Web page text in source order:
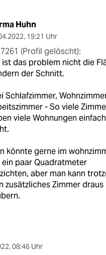
Huhn
, 19:21 Uhr
(Profil gelöscht):
ist das problem nicht die
der Schnitt.
Schlafzimmer,
- So viele
viele Wohnungen einfach
könnte gerne im
ein paar Quadratmeter
aber man kann
zusätzliches Zimmer draus
, 08:46 Uhr